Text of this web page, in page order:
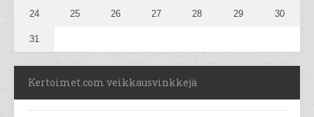
24 25 26 27 28 29 30
31
Kertoimet.com veikkausvinkkejä